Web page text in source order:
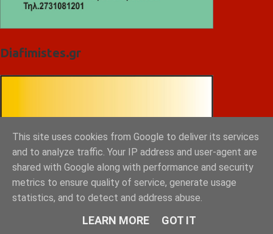
Diafimistes.gr
This site uses cookies from Google to deliver its services
and to analyze traffic. Your IP address and user-agent are
shared with Google along with performance and security
metrics to ensure quality of service, generate usage
statistics, and to detect and address abuse.
LEARN MORE GOT IT